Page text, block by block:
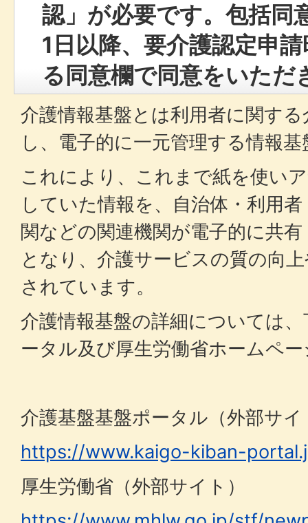
認」が必要です。包括同
1日以降、要介護認定申
る同意欄で同意をいただ
介護情報基盤とは利用者に関す
し、電子的に一元管理する情報
これにより、これまで紙を使い
していた情報を、自治体・利用
関などの関連機関が電子的に共
となり、介護サービスの質の向
されています。
介護情報基盤の詳細については
ータル及び厚生労働省ホームペ
介護基盤基盤ポータル（外部サイ
https://www.kaigo-kiban-
厚生労働省（外部サイト）